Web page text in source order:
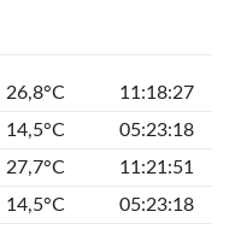
26,8°C
11:18:27
14,5°C
05:23:18
27,7°C
11:21:51
14,5°C
05:23:18